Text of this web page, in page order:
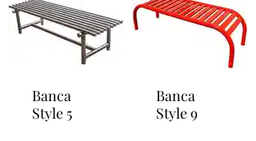
Banca
Style 5
Banca
Style 9